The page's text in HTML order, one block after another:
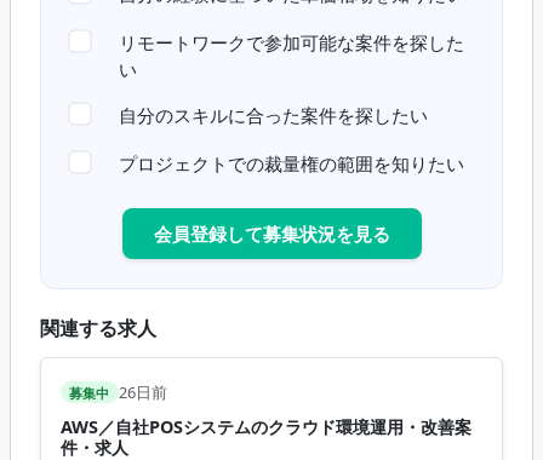
リモートワークで参加可能な案件を探した
い
自分のスキルに合った案件を探したい
プロジェクトでの裁量権の範囲を知りたい
会員登録して募集状況を見る
関連する求人
募集中 26日前
AWS／自社POSシステムのクラウド環境運用・改善案
件・求人